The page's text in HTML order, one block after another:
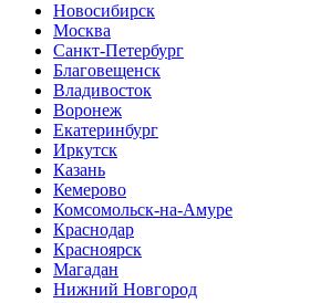
Новосибирск
Москва
Санкт-Петербург
Благовещенск
Владивосток
Воронеж
Екатеринбург
Иркутск
Казань
Кемерово
Комсомольск-на-Амуре
Краснодар
Красноярск
Магадан
Нижний Новгород